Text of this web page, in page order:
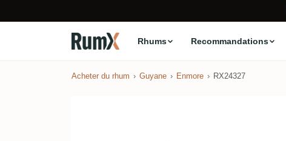
Rhums Recommandations
Acheter du rhum Guyane Enmore RX24327